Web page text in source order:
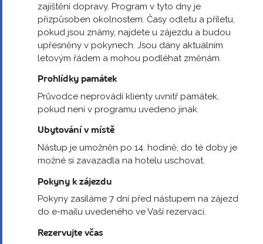
zajištění dopravy. Program v tyto dny je
přizpůsoben okolnostem. Časy odletu a příletu,
pokud jsou známy, najdete u zájezdu a budou
upřesněny v pokynech. Jsou dány aktuálním
letovým řádem a mohou podléhat změnám.
Prohlídky památek
Průvodce neprovádí klienty uvnitř památek,
pokud není v programu uvedeno jinak.
Ubytování v místě
Nástup je umožněn po 14. hodině, do té doby je
možné si zavazadla na hotelu uschovat.
Pokyny k zájezdu
Pokyny zasíláme 7 dní před nástupem na zájezd
do e-mailu uvedeného ve Vaší rezervaci.
Rezervujte včas